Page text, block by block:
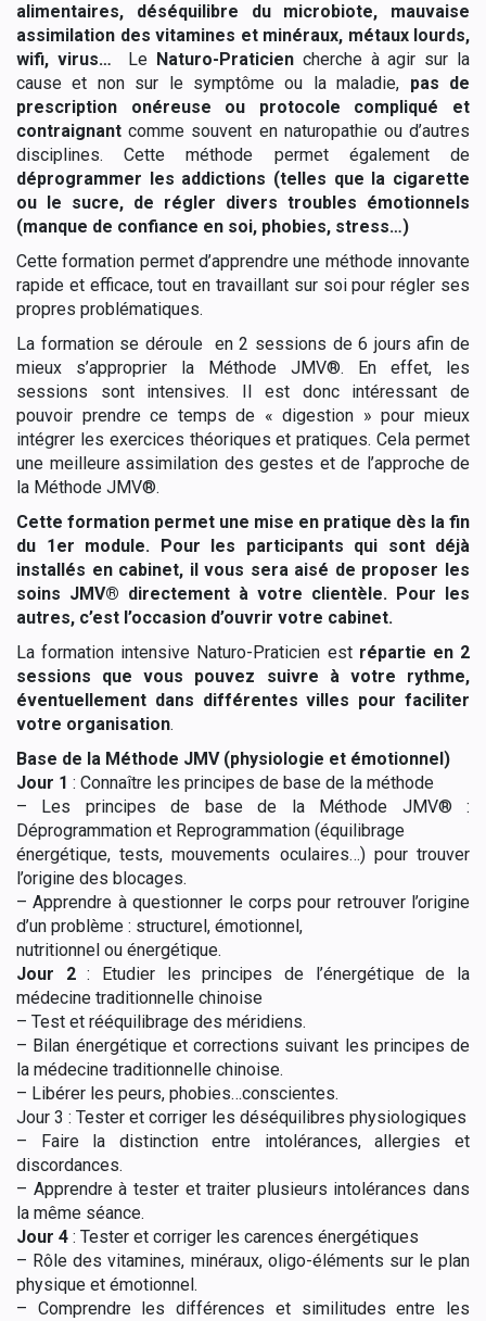
alimentaires, déséquilibre du microbiote, mauvaise
assimilation des vitamines et minéraux, métaux lourds,
wifi, virus… Le Naturo-Praticien cherche à agir sur la
cause et non sur le symptôme ou la maladie, pas de
prescription onéreuse ou protocole compliqué et
contraignantcomme souvent en naturopathie ou d’autres
disciplines. Cette méthode permet également de
déprogrammer les addictions (telles que la cigarette
ou le sucre, de régler divers troubles émotionnels
(manque de confiance en soi, phobies, stress…)
Cette formation permet d’apprendre une méthode innovante
rapide et efficace, tout en travaillant sur soi pour régler ses
propres problématiques.
La formation se déroule en 2 sessions de 6 jours afin de
mieux s’approprier la Méthode JMV®. En effet, les
sessions sont intensives. Il est donc intéressant de
pouvoir prendre ce temps de « digestion » pour mieux
intégrer les exercices théoriques et pratiques. Cela permet
une meilleure assimilation des gestes et de l’approche de
la Méthode JMV®.
Cette formation permet une mise en pratique dès la fin
du 1er module. Pour les participants qui sont déjà
installés en cabinet, il vous sera aisé de proposer les
soins JMV® directement à votre clientèle. Pour les
autres, c’est l’occasion d’ouvrir votre cabinet.
La formation intensive Naturo-Praticien est répartie en 2
sessions que vous pouvez suivre à votre rythme,
éventuellement dans différentes villes pour faciliter
votre organisation.
Base de la Méthode JMV (physiologie et émotionnel)
Jour 1 : Connaître les principes de base de la méthode
– Les principes de base de la Méthode JMV®
:
Déprogrammation et Reprogrammation (équilibrage
énergétique, tests, mouvements oculaires…) pour trouver
l’origine des blocages.
–Apprendre à questionner le corps pour retrouver l’origine
d’un problème : structurel, émotionnel,
nutritionnel ou énergétique.
Jour 2: Etudier les principes de
l’énergétique de la
médecine traditionnelle chinoise
– Test et rééquilibrage des méridiens.
– Bilan énergétique et corrections suivant les principes de
la médecine traditionnelle chinoise.
– Libérer les peurs, phobies…conscientes.
Jour 3 : Tester et corriger les déséquilibres physiologiques
–
Faire la distinction entre intolérances, allergies et
discordances.
– Apprendre à tester et traiter plusieurs intolérances dans
la même séance.
Jour 4 : Tester et corriger les carences énergétiques
– Rôle des vitamines, minéraux, oligo-éléments sur le plan
physique et émotionnel.
– Comprendre les différences et similitudes entre les